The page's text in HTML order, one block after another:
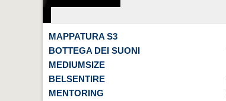
MAPPATURA S3
BOTTEGA DEI SUONI
MEDIUMSIZE
BELSENTIRE
MENTORING